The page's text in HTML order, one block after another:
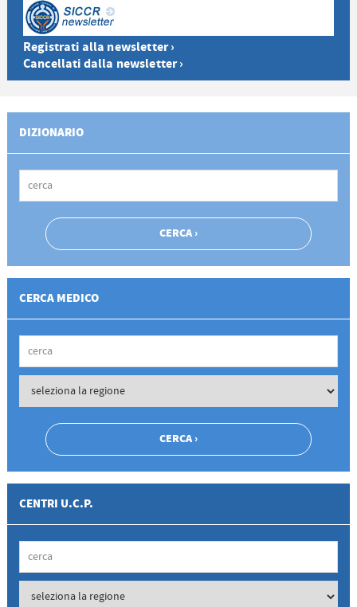
Registrati alla newsletter ›
Cancellati dalla newsletter ›
DIZIONARIO
CERCA MEDICO
CENTRI U.C.P.